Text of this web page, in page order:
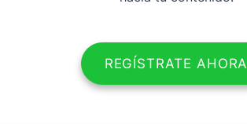
REGÍSTRATE AHORA